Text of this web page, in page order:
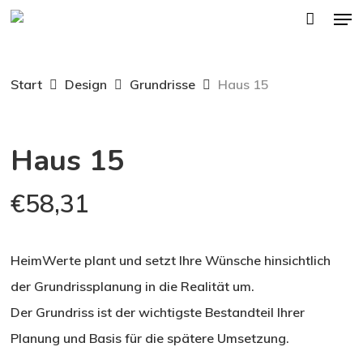
Skip
content
Start Design Grundrisse Haus 15
Haus 15
€58,31
HeimWerte plant und setzt Ihre Wünsche hinsichtlich
der Grundrissplanung in die Realität um.
Der Grundriss ist der wichtigste Bestandteil Ihrer
Planung und Basis für die spätere Umsetzung.